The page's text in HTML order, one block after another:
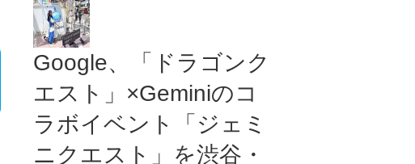
Google、「ドラゴンク
エスト」×Geminiのコ
ラボイベント「ジェミ
ニクエスト」を渋谷・